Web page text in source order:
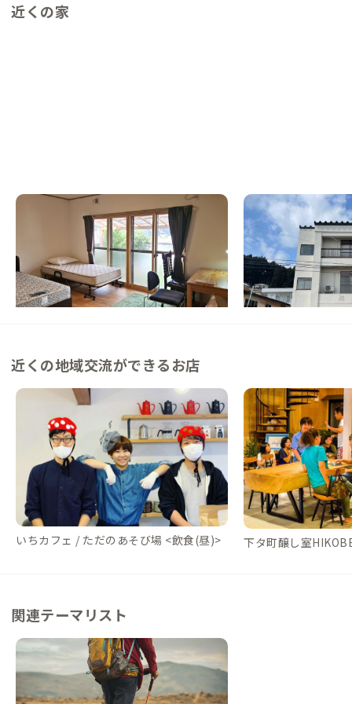
近くの家
シェアハウス
【秋田空港から40分】旅人と暮らす人が交
わるシェアハウス
この家からの距離 14km
男鹿A邸
秋田県 シェアハウス
【駅から徒歩10分】
のどかな港町の昭和
この家からの距離 24km
近くの地域交流ができるお店
いちカフェ / ただのあそび場 <飲食(昼)> 下タ町醸し室
関連テーマリスト